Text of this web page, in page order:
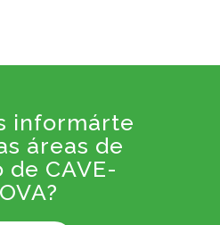
informárte
áreas de
CAVE-